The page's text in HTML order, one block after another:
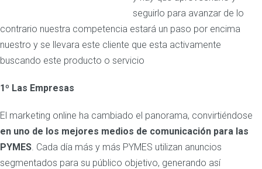
seguirlo para avanzar de lo
contrario nuestra competencia estará un paso por encima
nuestro y se llevara este cliente que esta activamente
buscando este producto o servicio
1º Las Empresas
El marketing online ha cambiado el panorama, convirtiéndose
en uno de los mejores medios de comunicación para las
PYMES. Cada día más y más PYMES utilizan anuncios
segmentados para su público objetivo, generando así